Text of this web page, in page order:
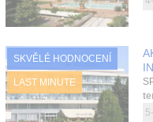
SKVĚLÉ HODNOCENÍ
LAST MINUTE